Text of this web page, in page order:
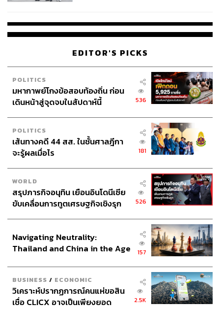
EDITOR'S PICKS
POLITICS
มหากาพย์โกงข้อสอบท้องถิ่น ก่อน
เดินหน้าสู่จุดจบในสัปดาห์นี้
536
POLITICS
เส้นทางคดี 44 สส. ในชั้นศาลฎีกา
จะรู้ผลเมื่อไร
181
WORLD
สรุปภารกิจอนุทิน เยือนอินโดนีเซีย
ขับเคลื่อนการทูตเศรษฐกิจเชิงรุก
526
Navigating Neutrality:
Thailand and China in the Age
157
BUSINESS / ECONOMIC
วิเคราะห์ปรากฏการณ์คนแห่ขอสิน
เชื่อ CLICX อาจเป็นเพียงยอด
2.5K